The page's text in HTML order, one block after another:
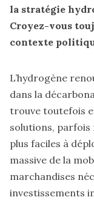
la stratégie
Croyez-vous
contexte
L’hydrogène
dans la
trouve toutefois
solutions, parfois
plus faciles à
massive de la
marchandises
investissements